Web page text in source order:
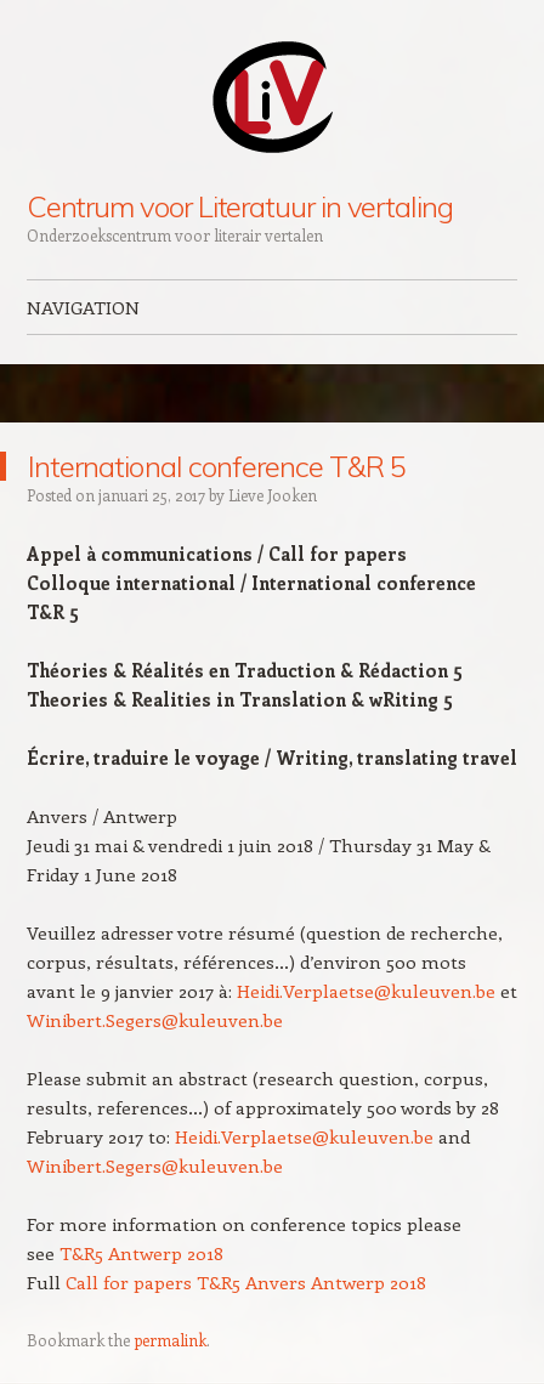
Centrum voor Literatuur in vertaling
Onderzoekscentrum voor literair vertalen
NAVIGATION
International conference T&R 5
Posted on januari 25, 2017by Lieve Jooken
Appel à communications / Call for papers
Colloque international / International conference
T&R 5
Théories & Réalités en Traduction & Rédaction 5
Theories & Realities in Translation & wRiting 5
Écrire, traduire le voyage / Writing, translating travel
Anvers / Antwerp
Jeudi 31 mai & vendredi 1 juin 2018 / Thursday 31 May &
Friday 1 June 2018
Veuillez adresser votre résumé (question de recherche,
corpus, résultats, références…) d’environ 500 mots
avant le 9 janvier 2017 à: Heidi.Verplaetse@kuleuven.be et
Winibert.Segers@kuleuven.be
Please submit an abstract (research question, corpus,
results, references…) of approximately 500 words by 28
February 2017 to: Heidi.Verplaetse@kuleuven.be and
Winibert.Segers@kuleuven.be
For more information on conference topics please
see T&R5 Antwerp 2018
Full Call for papers T&R5 Anvers Antwerp 2018
Bookmark thepermalink.